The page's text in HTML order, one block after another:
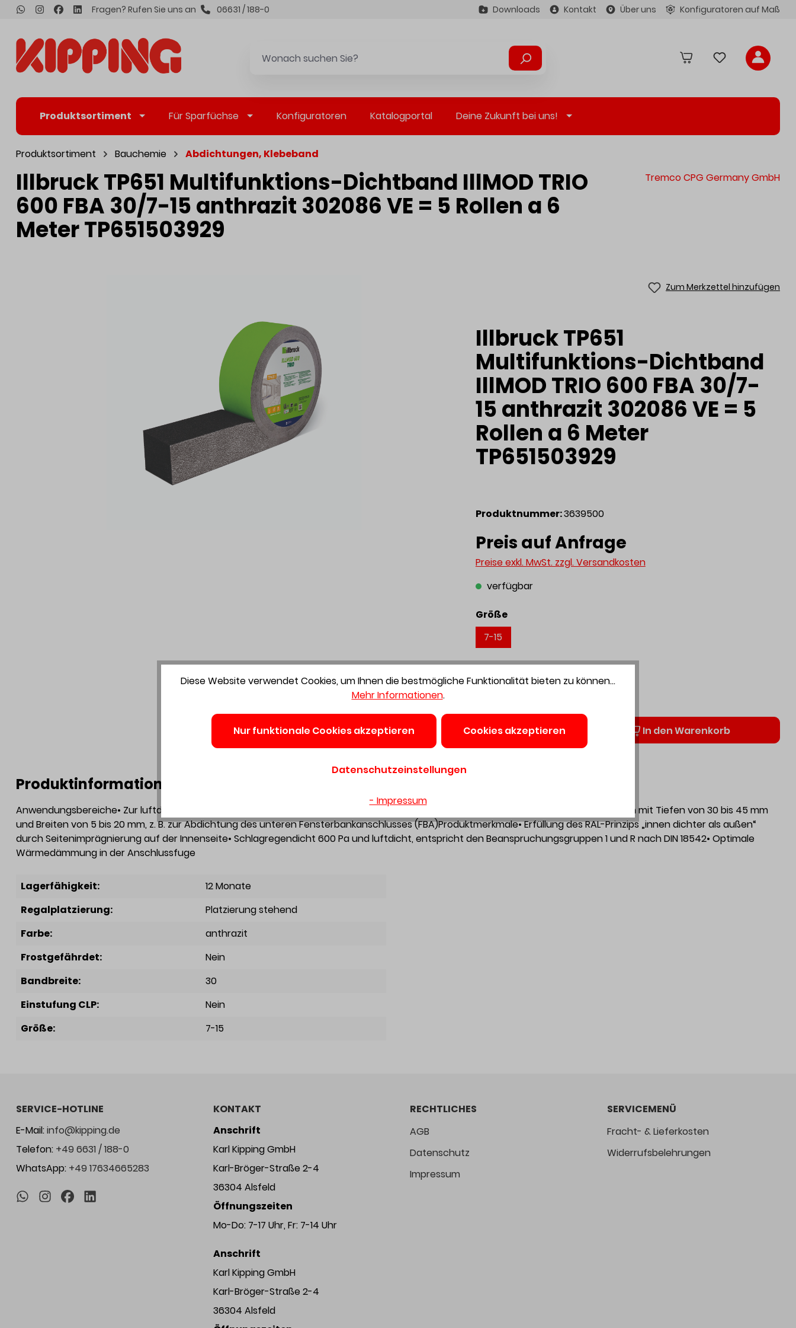
springen Fragen? Rufen Sie uns an 06631 / 188-0 Downloads Kontakt Über uns Konfiguratoren auf Maß
Produktsortiment Für Sparfüchse Konfiguratoren Katalogportal Deine Zukunft bei uns!
Produktsortiment Bauchemie Abdichtungen, Klebeband
Illbruck TP651 Multifunktions-Dichtband IllMOD TRIO
600 FBA 30/7-15 anthrazit 302086 VE = 5 Rollen a 6
Meter TP651503929
Tremco CPG Germany GmbH
Zum Merkzettel hinzufügen
Illbruck TP651
Multifunktions-Dichtband
IllMOD TRIO 600 FBA 30/7-
15 anthrazit 302086 VE = 5
Rollen a 6 Meter
TP651503929
Produktnummer:3639500
Preis auf Anfrage
Preise exkl. MwSt. zzgl. Versandkosten
verfügbar
Größe
7-15
Bandbreite
Anzahl
In den Warenkorb
Produktinformationen
Anwendungsbereiche• Zur luftdichten, schlagregensicheren und wärmedämmenden Abdichtung von Fenster- und Türanschlussfugen mit Tiefen von 30 bis 45 mm
und Breiten von 5 bis 20 mm, z. B. zur Abdichtung des unteren Fensterbankanschlusses (FBA)Produktmerkmale• Erfüllung des RAL-Prinzips „innen dichter als außen“
durch Seitenimprägnierung auf der Innenseite• Schlagregendicht 600 Pa und luftdicht, entspricht den Beanspruchungsgruppen 1 und R nach DIN 18542• Optimale
Wärmedämmung in der Anschlussfuge
Lagerfähigkeit:
12 Monate
Regalplatzierung:
Platzierung stehend
Farbe:
anthrazit
Frostgefährdet:
Nein
Bandbreite:
30
Einstufung CLP:
Nein
Größe:
7-15
SERVICE-HOTLINE
E-Mail:info@kipping.de
Telefon: +49 6631 / 188-0
WhatsApp: +49 17634665283
KONTAKT
Anschrift
Karl Kipping GmbH
Karl-Bröger-Straße 2-4
36304 Alsfeld
Öffnungszeiten
Mo-Do: 7-17 Uhr, Fr: 7-14 Uhr
Anschrift
Karl Kipping GmbH
Karl-Bröger-Straße 2-4
36304 Alsfeld
RECHTLICHES
AGB
Datenschutz
Impressum
SERVICEMENÜ
Fracht- & Lieferkosten
Widerrufsbelehrungen
Diese Website verwendet Cookies, um Ihnen die bestmögliche Funktionalität bieten zu können...
Mehr Informationen.
Nur funktionale Cookies akzeptieren Cookies akzeptieren
Datenschutzeinstellungen
- Impressum